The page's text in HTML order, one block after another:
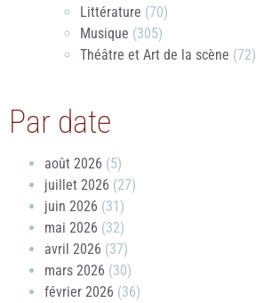
Littérature (70)
Musique (305)
Théâtre et Art de la scène (72)
Par date
août 2026 (5)
juillet 2026 (27)
juin 2026 (31)
mai 2026 (32)
avril 2026 (37)
mars 2026 (30)
février 2026 (36)